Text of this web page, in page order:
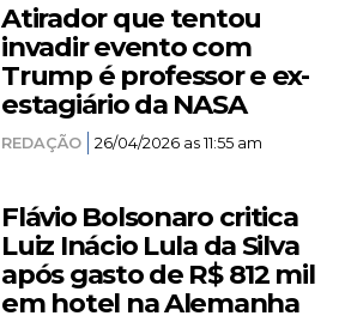
Atirador que tentou
invadir evento com
Trump é professor e ex-
estagiário da NASA
REDAÇÃO 26/04/2026 as 11:55 am
Flávio Bolsonaro critica
Luiz Inácio Lula da Silva
após gasto de R$ 812 mil
em hotel na Alemanha